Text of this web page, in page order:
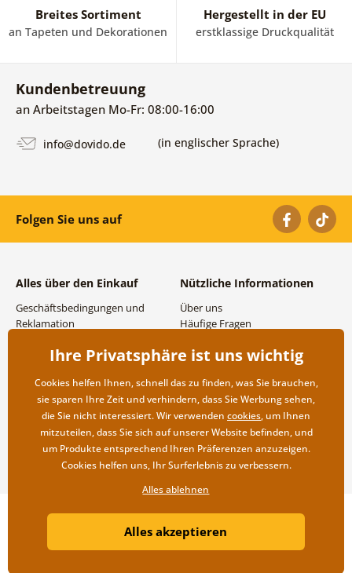
Breites Sortiment
an Tapeten und Dekorationen
Hergestellt in der EU
erstklassige Druckqualität
Kundenbetreuung
an Arbeitstagen Mo-Fr: 08:00-16:00
info@dovido.de (in englischer Sprache)
Folgen Sie uns auf
Alles über den Einkauf
Geschäftsbedingungen und
Reklamation
Versand- und
Rücksendung der Ware
Nützliche Informationen
Über uns
Häufige Fragen
Großhandel und
Copyright ©2019 © Dovido.de.
Litvanyi.sk| Online-Shop erstellt von
Ihre Privatsphäre ist uns wichtig
Cookies helfen Ihnen, schnell das zu finden, was Sie brauchen,
sie sparen Ihre Zeit und verhindern, dass Sie Werbung sehen,
die Sie nicht interessiert. Wir verwenden cookies, um Ihnen
mitzuteilen, dass Sie sich auf unserer Website befinden, und
um Produkte entsprechend Ihren Präferenzen anzuzeigen.
Cookies helfen uns, Ihr Surferlebnis zu verbessern.
Alles ablehnen
Alles akzeptieren